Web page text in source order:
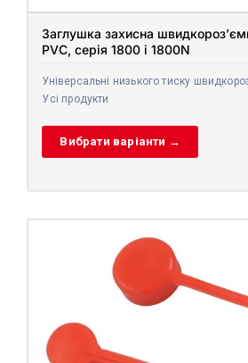
Заглушка захисна
PVC, серія 1800 і 1800N
Універсальні низького тиску
Усі продукти
Вибрати варіанти →